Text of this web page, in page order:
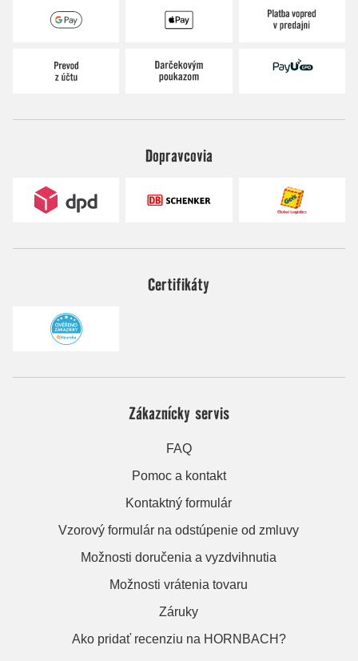
Dopravcovia
Certifikáty
Zákaznícky servis
FAQ
Pomoc a kontakt
Kontaktný formulár
Vzorový formulár na odstúpenie od zmluvy
Možnosti doručenia a vyzdvihnutia
Možnosti vrátenia tovaru
Záruky
Ako pridať recenziu na HORNBACH?